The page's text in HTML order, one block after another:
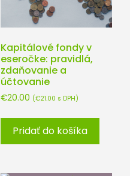
Kapitálové fondy v
eseročke: pravidlá,
zdaňovanie a
účtovanie
€20.00 (€21.00 s DPH)
Pridať do košíka